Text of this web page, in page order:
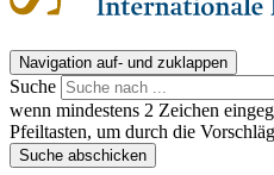
Navigation auf- und zuklappen
Suche
wenn mindestens 2 Zeichen
Pfeiltasten, um durch die
Suche abschicken